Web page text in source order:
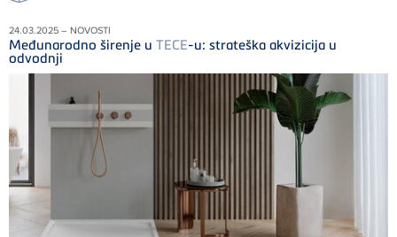
24.03.2025 – NOVOSTI
Međunarodno širenje u TECE-u: strateška akvizicija u
odvodnji